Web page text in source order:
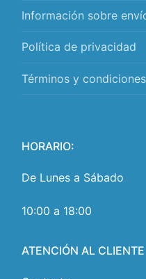
Información sobre
Política de privacidad
Términos y condiciones
HORARIO:
De Lunes a Sábado
10:00 a 18:00
ATENCIÓN AL CLIENTE